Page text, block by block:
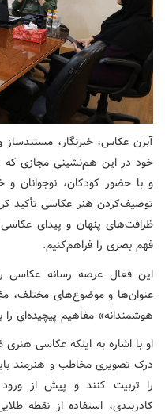
آبزن عکاس، خبرنگار،
و با حضور کودکان، نوجوانان و
توصیف‌کردن هنر عکاسی تأکید
ظرافت‌های پنهان و پیدای
فهم بصری را فراهم‌کنیم.
این فعال عرصه رسانه عکاسی
عنوان‌ها و موضوع‌های مختلف،
هوشمندانه» مفاهیم پیچیده‌ای
او با اشاره به اینکه عکاسی
درک تصویری مخاطب و هنرمند
را تربیت‌ کنند و پیش از
کادربندی، استفاده از نقطه